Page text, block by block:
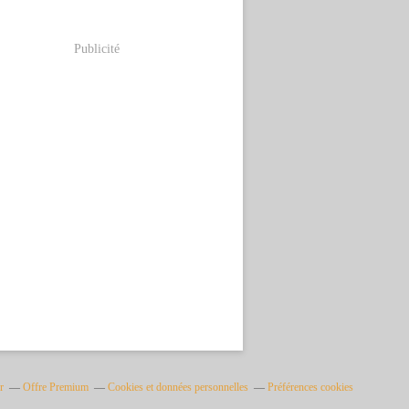
Publicité
Offre Premium Cookies et données personnelles Préférences cookies